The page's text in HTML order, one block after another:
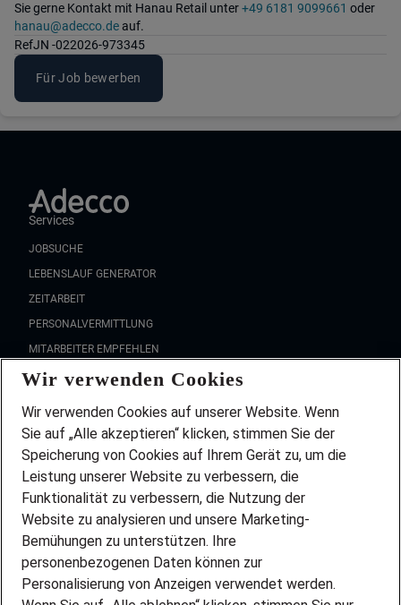
Sie gerne Kontakt mit Hanau Retail unter+49 6181 9099661 oder
hanau@adecco.deauf.
RefJN -022026-973345
Für Job bewerben
Services
JOBSUCHE
LEBENSLAUF GENERATOR
ZEITARBEIT
PERSONALVERMITTLUNG
MITARBEITER EMPFEHLEN
FAQ
Wir stellen ein!
DEINE BERUFSGRUPPE
DEINE LEBENSSITUATION
PARTNERSHIP WITH AIRBUS
INITIATIV BEWERBEN
ÜBER UNS
STANDORTE
Wir verwenden Cookies
Wir verwenden Cookies auf unserer Website. Wenn
Sie auf „Alle akzeptieren“ klicken, stimmen Sie der
Speicherung von Cookies auf Ihrem Gerät zu, um die
Leistung unserer Website zu verbessern, die
Funktionalität zu verbessern, die Nutzung der
Website zu analysieren und unsere Marketing-
Bemühungen zu unterstützen. Ihre
personenbezogenen Daten können zur
Personalisierung von Anzeigen verwendet werden.